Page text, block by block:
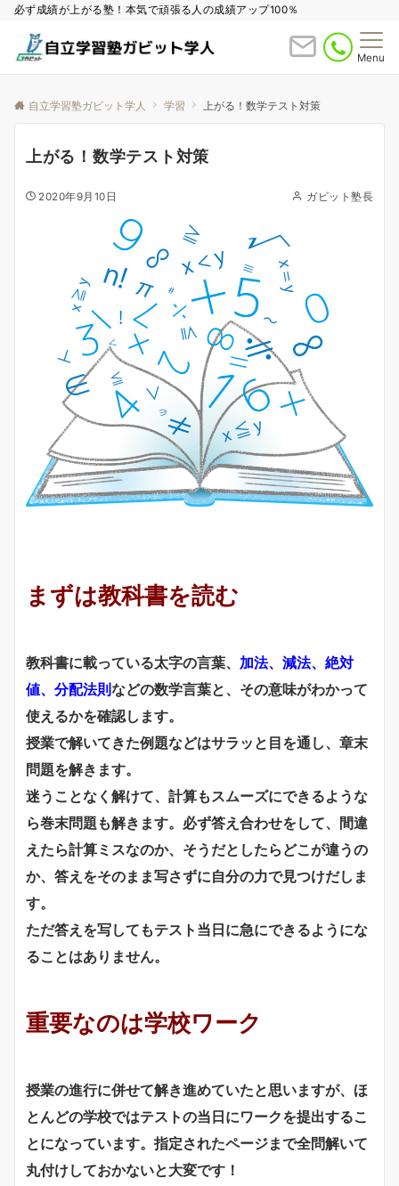
必ず成績が上がる塾！本気で頑張る人の成績アップ100％
Menu
自立学習塾ガビット学人 学習 上がる！数学テスト対策
上がる！数学テスト対策
2020年9月10日 ガビット塾長
まずは教科書を読む
教科書に載っている太字の言葉、 加法、減法、絶対
値、分配法則などの数学言葉と、その意味がわかって
使えるかを確認します。
授業で解いてきた例題などはサラッと目を通し、章末
問題を解きます。
迷うことなく解けて、計算もスムーズにできるような
ら巻末問題も解きます。必ず答え合わせをして、間違
えたら計算ミスなのか、そうだとしたらどこが違うの
か、答えをそのまま写さずに自分の力で見つけだしま
す。
ただ答えを写してもテスト当日に急にできるようにな
ることはありません。
重要なのは学校ワーク
授業の進行に併せて解き進めていたと思いますが、ほ
とんどの学校ではテストの当日にワークを提出するこ
とになっています。指定されたページまで全問解いて
丸付けしておかないと大変です！